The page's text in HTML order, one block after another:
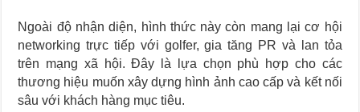
Ngoài độ nhận diện, hình thức này còn mang lại cơ hội
networking trực tiếp với golfer, gia tăng PR và lan tỏa
trên mạng xã hội. Đây là lựa chọn phù hợp cho các
thương hiệu muốn xây dựng hình ảnh cao cấp và kết nối
sâu với khách hàng mục tiêu.